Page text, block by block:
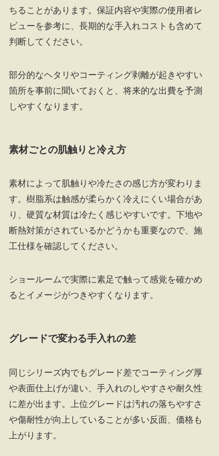
ちることがあります。保証内容や実際の使用者レ
ビューを参考に、長期的な手入れコストも含めて
判断してください。
部分的なヘタリやコーティング剥離が起きやすい
箇所を事前に聞いておくと、将来的な出費を予測
しやすくなります。
素材ごとの肌触りと冷え方
素材によって肌触りや冷たさの感じ方が変わりま
す。樹脂系は触感が柔らかく冷えにくい場合があ
り、硬質な材質は冷たく感じやすいです。下地や
断熱対策がされているかどうかも重要なので、施
工仕様を確認してください。
ショールームで実際に素足で触って感覚を確かめ
るとイメージがつきやすくなります。
グレードで変わる手入れの差
同じシリーズ内でもグレード差でコーティング厚
や表面仕上げが違い、手入れのしやすさや耐久性
に差が出ます。上位グレードは汚れの落ちやすさ
や傷耐性が向上していることが多い反面、価格も
上がります。